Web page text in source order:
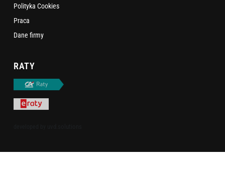
Polityka Cookies
Praca
Dane firmy
RATY